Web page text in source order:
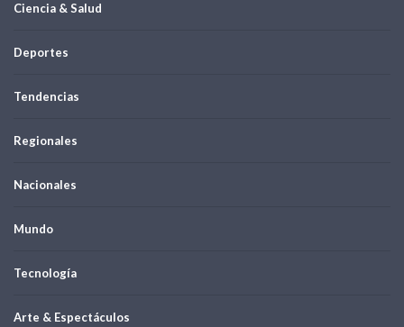
Ciencia & Salud
Deportes
Tendencias
Regionales
Nacionales
Mundo
Tecnología
Arte & Espectáculos